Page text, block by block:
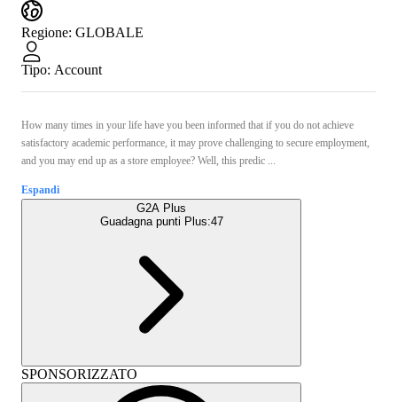
Regione: GLOBALE
Tipo: Account
How many times in your life have you been informed that if you do not achieve
satisfactory academic performance, it may prove challenging to secure employment,
and you may end up as a store employee? Well, this predic ...
Espandi
G2A Plus
Guadagna punti Plus:47
SPONSORIZZATO